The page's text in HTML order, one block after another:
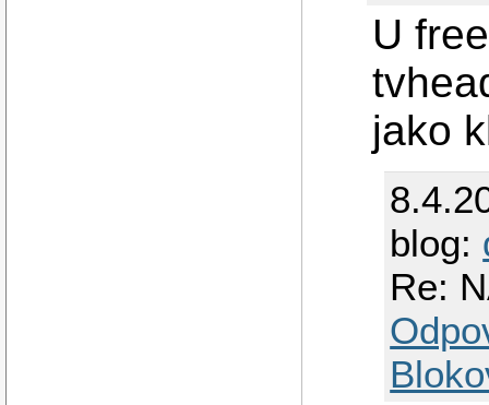
U
jako
blog:
Re: